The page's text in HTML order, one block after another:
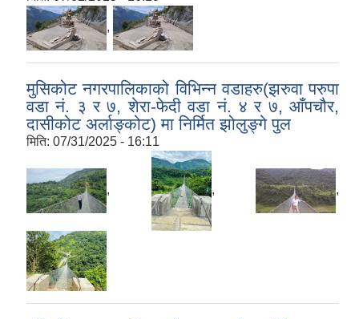
,
मुसिकोट नगरपालिकाको विभिन्न वडाहरु(झरुवा परुपा
वडा नं. ३ र ७, शेरा-फेदी वडा नं. ४ र ७, आँपचौर,
दासीकोट अर्लाङ्कोट) मा निर्मित झोलुङ्गे पुल
मिति: 07/31/2025 - 16:11
, , ,